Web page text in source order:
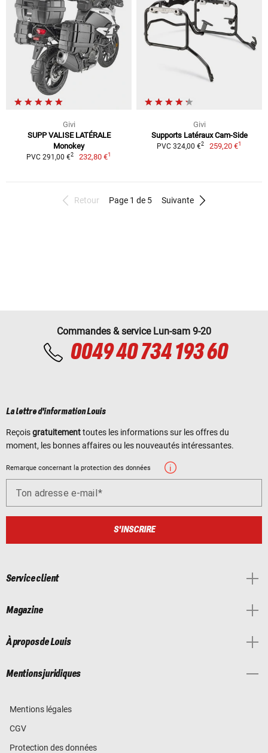
Givi
SUPP VALISE LATÉRALE
Monokey
PVC 291,00 €2 232,80 €1
Givi
Supports Latéraux Cam-Side
PVC 324,00 €2 259,20 €1
Retour Page 1 de 5 Suivante
Commandes & service Lun-sam 9-20
0049 40 734 193 60
La lettre d'information Louis
Reçoisgratuitementtoutes les informations sur les offres du
moment, les bonnes affaires ou les nouveautés intéressantes.
Remarque concernant la protection des données
Ton adresse e-mail
S'INSCRIRE
Service client
Magazine
À propos de Louis
Mentions juridiques
Mentions légales
CGV
Protection des données